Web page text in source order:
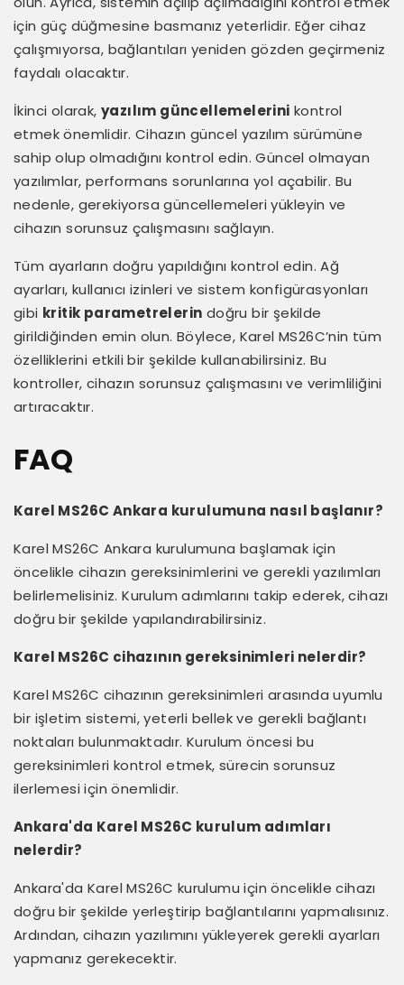
için güç düğmesine basmanız yeterlidir. Eğer cihaz
çalışmıyorsa, bağlantıları yeniden gözden geçirmeniz
faydalı olacaktır.
İkinci olarak, yazılım güncellemelerini kontrol
etmek önemlidir. Cihazın güncel yazılım sürümüne
sahip olup olmadığını kontrol edin. Güncel olmayan
yazılımlar, performans sorunlarına yol açabilir. Bu
nedenle, gerekiyorsa güncellemeleri yükleyin ve
cihazın sorunsuz çalışmasını sağlayın.
Tüm ayarların doğru yapıldığını kontrol edin. Ağ
ayarları, kullanıcı izinleri ve sistem konfigürasyonları
gibi kritik parametrelerin doğru bir şekilde
girildiğinden emin olun. Böylece, Karel MS26C’nin tüm
özelliklerini etkili bir şekilde kullanabilirsiniz. Bu
kontroller, cihazın sorunsuz çalışmasını ve verimliliğini
artıracaktır.
FAQ
Karel MS26C Ankara kurulumuna nasıl başlanır?
Karel MS26C Ankara kurulumuna başlamak için
öncelikle cihazın gereksinimlerini ve gerekli yazılımları
belirlemelisiniz. Kurulum adımlarını takip ederek, cihazı
doğru bir şekilde yapılandırabilirsiniz.
Karel MS26C cihazının gereksinimleri nelerdir?
Karel MS26C cihazının gereksinimleri arasında uyumlu
bir işletim sistemi, yeterli bellek ve gerekli bağlantı
noktaları bulunmaktadır. Kurulum öncesi bu
gereksinimleri kontrol etmek, sürecin sorunsuz
ilerlemesi için önemlidir.
Ankara'da Karel MS26C kurulum adımları
nelerdir?
Ankara'da Karel MS26C kurulumu için öncelikle cihazı
doğru bir şekilde yerleştirip bağlantılarını yapmalısınız.
Ardından, cihazın yazılımını yükleyerek gerekli ayarları
yapmanız gerekecektir.